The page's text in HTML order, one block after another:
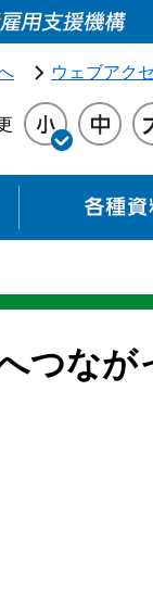
ウェブアク
合理的配慮事例
つなが